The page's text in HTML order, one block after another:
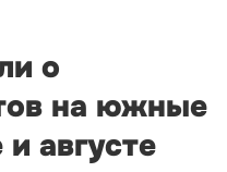
о
на южные
августе